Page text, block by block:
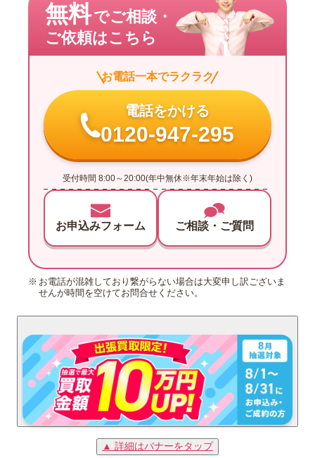
無料でご相談・
ご依頼はこちら
お電話一本でラクラク
電話をかける
0120-947-295
受付時間 8:00～20:00(年中無休※年末年始は除く)
お申込みフォーム ご相談・ご質問
お電話が混雑しており繋がらない場合は大変申し訳ございま
せんが時間を空けてお問合せください。
▲ 詳細はバナーをタップ